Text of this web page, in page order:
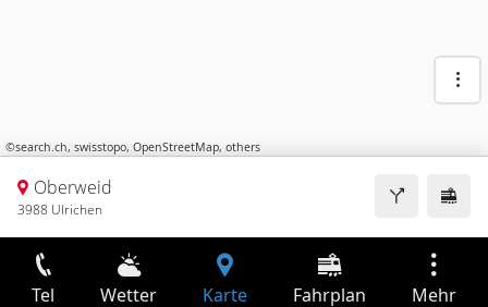
©search.ch, swisstopo, OpenStreetMap, others
Oberweid
3988 Ulrichen
Tel Wetter Karte Fahrplan Mehr